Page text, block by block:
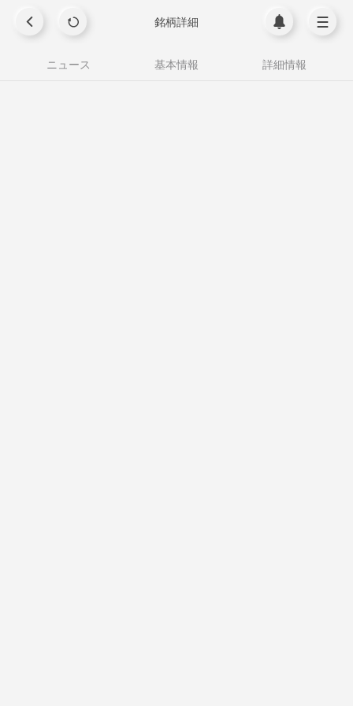
銘柄詳細
ニュース 基本情報 詳細情報